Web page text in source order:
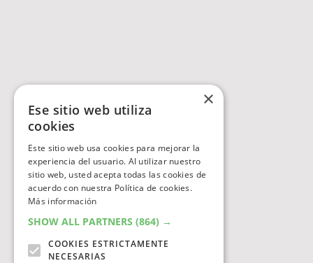
×
Ese sitio web utiliza
cookies
Este sitio web usa cookies para mejorar la
experiencia del usuario. Al utilizar nuestro
sitio web, usted acepta todas las cookies de
acuerdo con nuestra Política de cookies.
Más información
SHOW ALL PARTNERS (864) →
COOKIES ESTRICTAMENTE
NECESARIAS